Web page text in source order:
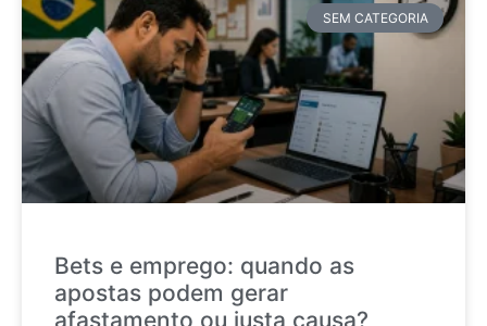
SEM CATEGORIA
Bets e emprego: quando as
apostas podem gerar
afastamento ou justa causa?